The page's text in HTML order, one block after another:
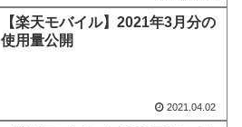
【楽天モバイル】2021年3月分の
使用量公開
2021.04.02